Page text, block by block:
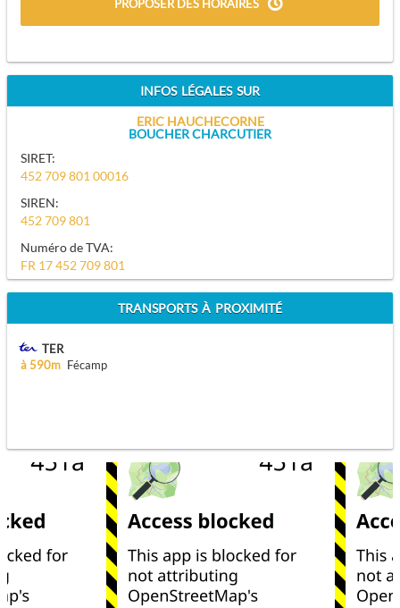
PROPOSER DES HORAIRES
INFOS LÉGALES SUR
ERIC HAUCHECORNE
BOUCHER CHARCUTIER
SIRET:
452 709 801 00016
SIREN:
452 709 801
Numéro de TVA:
FR 17 452 709 801
TRANSPORTS À PROXIMITÉ
TER
à 590m Fécamp